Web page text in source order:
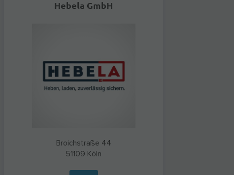
Hebela GmbH
Broichstraße 44
51109 Köln